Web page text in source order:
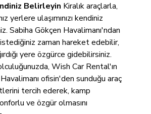
Belirleyin Kiralık araçlarla,
yerlere ulaşımınızı kendiniz
Sabiha Gökçen Havalimanı'ndan
istediğiniz zaman hareket edebilir,
yere özgürce gidebilirsiniz.
Wish Car Rental'ın
ofisin'den sunduğu araç
tercih ederek, kamp
ve özgür olmasını